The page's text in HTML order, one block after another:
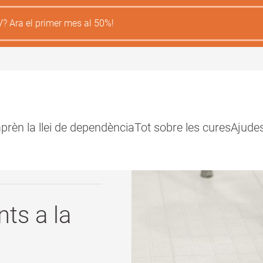
Ara el primer mes al 50%!
la llei de dependènciaTot sobre les cures
a la